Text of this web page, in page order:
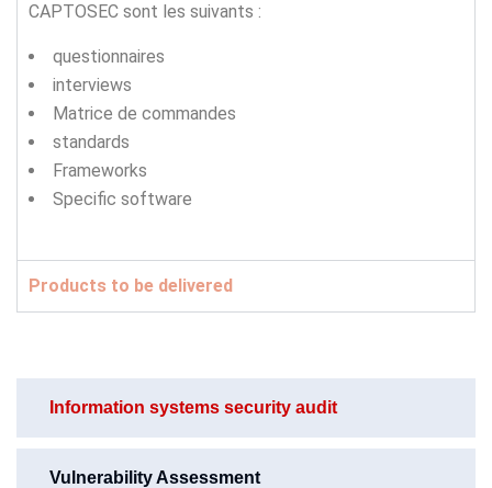
Information systems security audit
Vulnerability Assessment
CAPTOSEC sont les suivants :
questionnaires
interviews
Matrice de commandes
standards
Frameworks
Specific software
Products to be delivered